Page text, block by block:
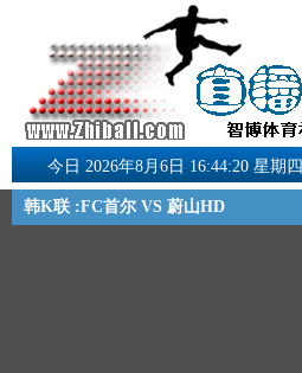
今日 2026年8月6日 16:44:21 星期四
韩K联 :FC首尔 VS 蔚山HD